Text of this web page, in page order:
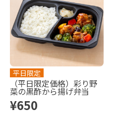
平日限定
（平日限定価格）彩り野
菜の黒酢から揚げ弁当
¥650